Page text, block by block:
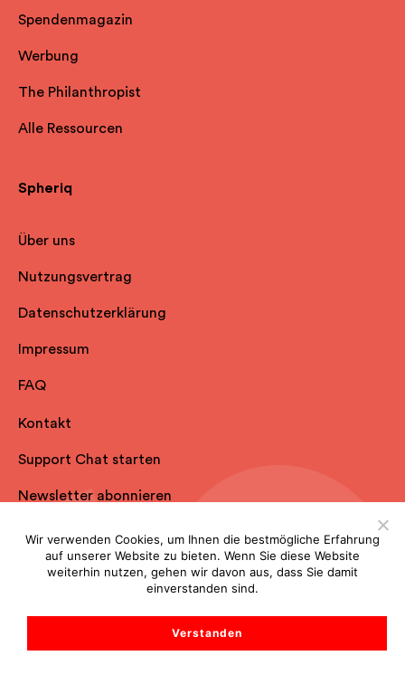
Spendenmagazin
Werbung
The Philanthropist
Alle Ressourcen
Spheriq
Über uns
Nutzungsvertrag
Datenschutzerklärung
Impressum
FAQ
Kontakt
Support Chat starten
Newsletter abonnieren
Wir verwenden Cookies, um Ihnen die bestmögliche Erfahrung
auf unserer Website zu bieten. Wenn Sie diese Website
weiterhin nutzen, gehen wir davon aus, dass Sie damit
einverstanden sind.
Verstanden